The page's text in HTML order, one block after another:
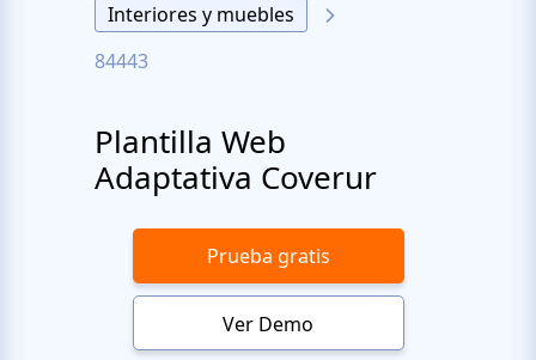
Interiores y muebles
84443
Plantilla Web
Adaptativa Coverur
Prueba gratis
Ver Demo